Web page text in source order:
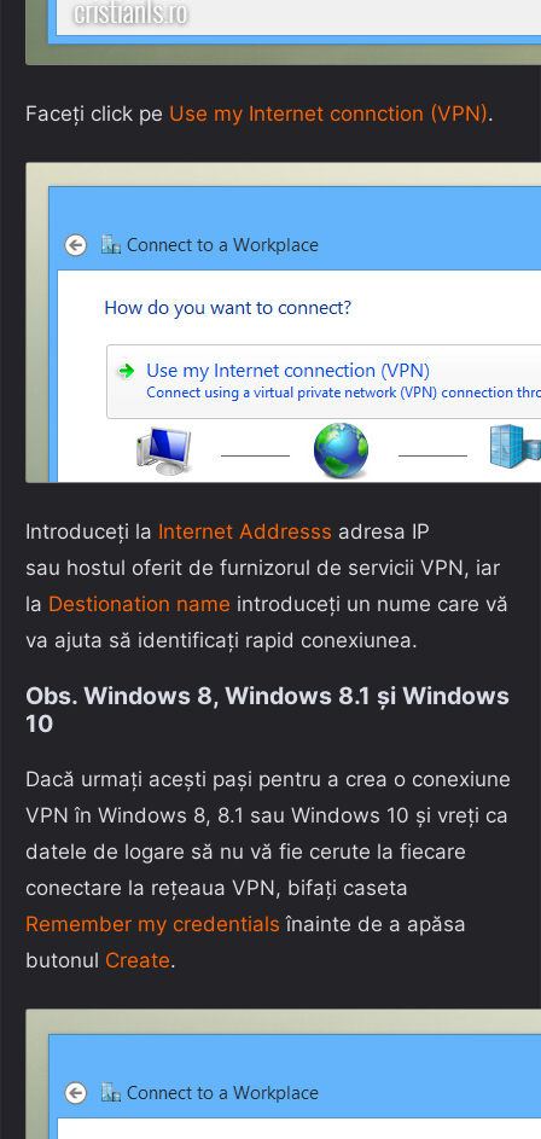
Faceți click pe Use my Internet connction (VPN).
Introduceți la Internet Addresss adresa IP
sau hostul oferit de furnizorul de servicii VPN, iar
la Destionation name introduceți un nume care vă
va ajuta să identificați rapid conexiunea.
Obs. Windows 8, Windows 8.1 și Windows
10
Dacă urmați acești pași pentru a crea o conexiune
VPN în Windows 8, 8.1 sau Windows 10 și vreți ca
datele de logare să nu vă fie cerute la fiecare
conectare la rețeaua VPN, bifați caseta
Remember my credentials înainte de a apăsa
butonul Create.